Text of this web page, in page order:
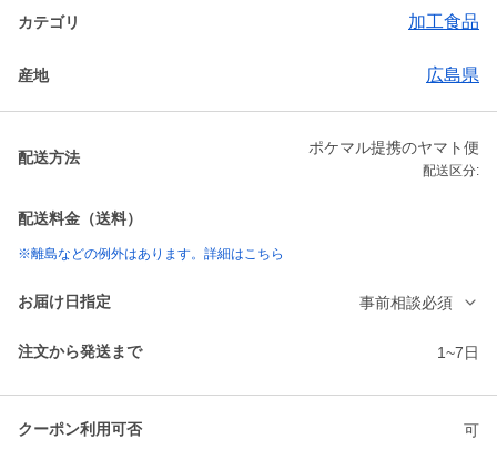
カテゴリ 加工食品
産地 広島県
配送方法
ポケマル提携のヤマト便
配送区分:
配送料金（送料）
※離島などの例外はあります。詳細はこちら
お届け日指定 事前相談必須
注文から発送まで 1~7日
クーポン利用可否 可